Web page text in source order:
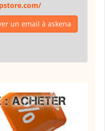
un email à askena
: ACHETER